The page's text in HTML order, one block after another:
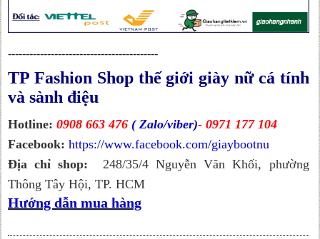
------------------------------------------
TP Fashion Shop thế giới giày nữ cá tính
và sành điệu
Hotline: 0908 663 476 ( Zalo/viber)- 0971 177 104
Facebook: https://www.facebook.com/giaybootnu
Địa chỉ shop: 248/35/4 Nguyễn Văn Khối, phường
Thông Tây Hội, TP. HCM
Hướng dẫn mua hàng